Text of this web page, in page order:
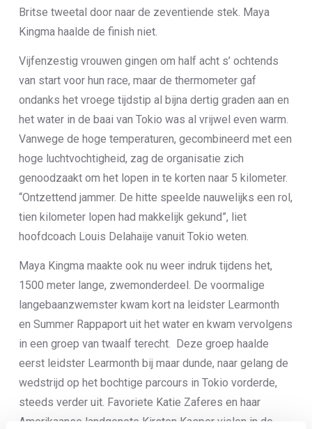
Britse tweetal door naar de zeventiende stek. Maya
Kingma haalde de finish niet.
Vijfenzestig vrouwen gingen om half acht s’ ochtends
van start voor hun race, maar de thermometer gaf
ondanks het vroege tijdstip al bijna dertig graden aan en
het water in de baai van Tokio was al vrijwel even warm.
Vanwege de hoge temperaturen, gecombineerd met een
hoge luchtvochtigheid, zag de organisatie zich
genoodzaakt om het lopen in te korten naar 5 kilometer.
“Ontzettend jammer. De hitte speelde nauwelijks een rol,
tien kilometer lopen had makkelijk gekund”, liet
hoofdcoach Louis Delahaije vanuit Tokio weten.
Maya Kingma maakte ook nu weer indruk tijdens het,
1500 meter lange, zwemonderdeel. De voormalige
langebaanzwemster kwam kort na leidster Learmonth
en Summer Rappaport uit het water en kwam vervolgens
in een groep van twaalf terecht. Deze groep haalde
eerst leidster Learmonth bij maar dunde, naar gelang de
wedstrijd op het bochtige parcours in Tokio vorderde,
steeds verder uit. Favoriete Katie Zaferes en haar
Amerikaanse landgenote Kirsten Kasper vielen in de